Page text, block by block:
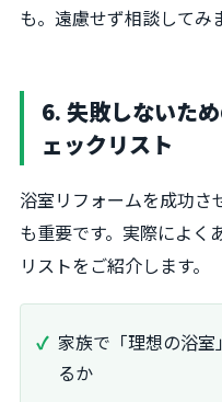
も。遠慮せず相談してみ
6. 失敗しないた
ェックリスト
浴室リフォームを成功さ
も重要です。実際によく
リストをご紹介します。
家族で「理想の浴
るか